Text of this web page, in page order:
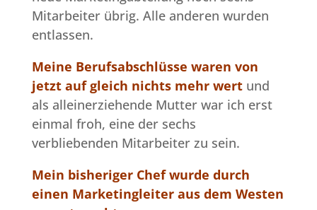
Mitarbeiter übrig. Alle anderen wurden
entlassen.
Meine Berufsabschlüsse waren von
jetzt auf gleich nichts mehr wert und
als alleinerziehende Mutter war ich erst
einmal froh, eine der sechs
verbliebenden Mitarbeiter zu sein.
Mein bisheriger Chef wurde durch
einen Marketingleiter aus dem Westen